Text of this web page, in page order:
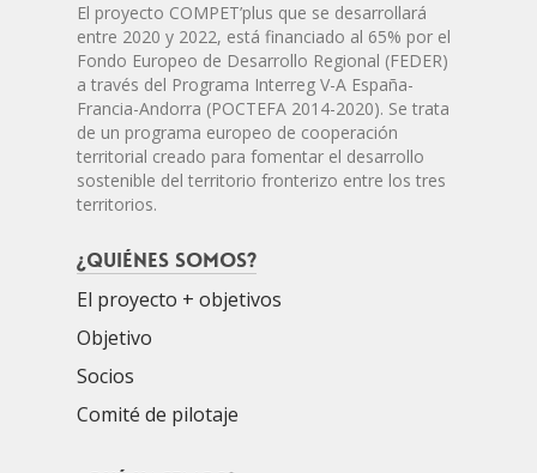
El proyecto COMPET’plus que se desarrollará
entre 2020 y 2022, está financiado al 65% por el
Fondo Europeo de Desarrollo Regional (FEDER)
a través del Programa Interreg V-A España-
Francia-Andorra (POCTEFA 2014-2020). Se trata
de un programa europeo de cooperación
territorial creado para fomentar el desarrollo
sostenible del territorio fronterizo entre los tres
territorios.
¿Quiénes somos?
El proyecto + objetivos
Objetivo
Socios
Comité de pilotaje